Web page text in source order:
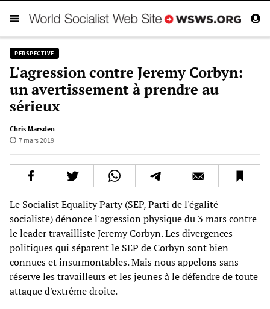
PERSPECTIVE
L'agression contre Jeremy Corbyn:
un avertissement à prendre au
sérieux
Chris Marsden
7 mars 2019
Le Socialist Equality Party (SEP, Parti de l'égalité
socialiste) dénonce l'agression physique du 3 mars contre
le leader travailliste Jeremy Corbyn. Les divergences
politiques qui séparent le SEP de Corbyn sont bien
connues et insurmontables. Mais nous appelons sans
réserve les travailleurs et les jeunes à le défendre de toute
attaque d'extrême droite.